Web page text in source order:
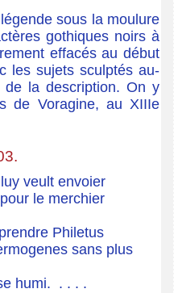
sous la moulure
gothiques noirs à
effacés au début
les sujets sculptés au-
la description. On y
de Voragine, au XIIIe
veult envoier
le merchier
Philetus
sans plus
. . . .